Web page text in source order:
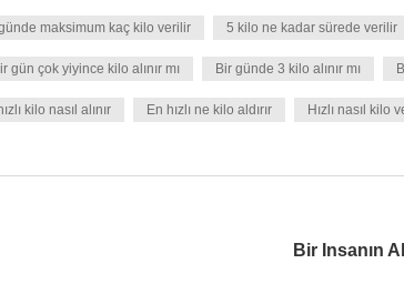
maksimum kaç kilo verilir 5 kilo ne kadar sürede verilir
gün çok yiyince kilo alınır mı Bir günde 3 kilo alınır mı
kilo nasıl alınır En hızlı ne kilo aldırır Hızlı nasıl kilo
Bir Insanın